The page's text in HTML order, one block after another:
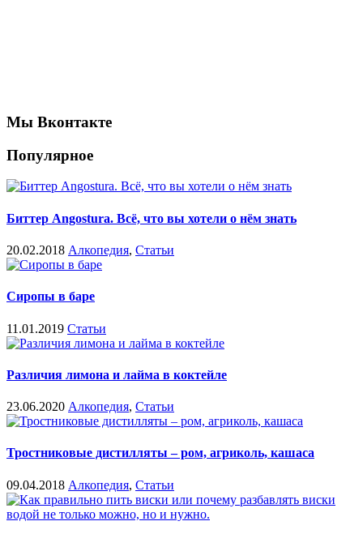
Мы Вконтакте
Популярное
Биттер Angostura. Всё, что вы хотели о нём знать
20.02.2018 Алкопедия, Статьи
Сиропы в баре
11.01.2019 Статьи
Различия лимона и лайма в коктейле
23.06.2020 Алкопедия, Статьи
Тростниковые дистилляты – ром, агриколь, кашаса
09.04.2018 Алкопедия, Статьи